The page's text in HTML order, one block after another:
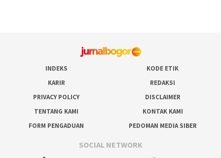
INDEKS
KODE ETIK
KARIR
REDAKSI
PRIVACY POLICY
DISCLAIMER
TENTANG KAMI
KONTAK KAMI
FORM PENGADUAN
PEDOMAN MEDIA SIBER
SOCIAL NETWORK